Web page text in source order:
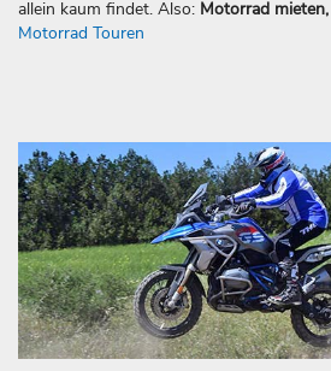
allein kaum findet. Also: Motorrad
Motorrad Touren